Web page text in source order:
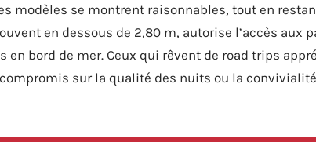
modèles se montrent raisonnables, tout en
en dessous de 2,80 m, autorise l’accès aux
en bord de mer. Ceux qui rêvent de road trips
sur la qualité des nuits ou la